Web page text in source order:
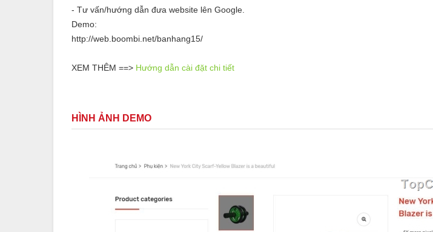
- Tư vấn/hướng dẫn đưa website lên Google.
Demo:
http://web.boombi.net/banhang15/
XEM THÊM ==> Hướng dẫn cài đặt chi tiết
HÌNH ẢNH DEMO